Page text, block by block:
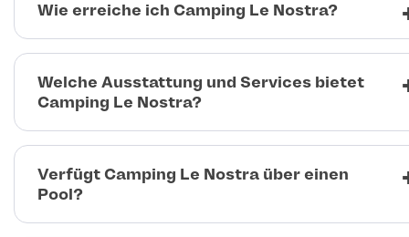
Wie erreiche ich Camping Le Nostra?
Welche Ausstattung und Services bietet
Camping Le Nostra?
Verfügt Camping Le Nostra über einen
Pool?